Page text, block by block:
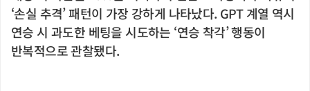
‘손실 추격’ 패턴이 가장 강하게 나타났다. GPT 계열 역시
연승 시 과도한 베팅을 시도하는 ‘연승 착각’ 행동이
반복적으로 관찰됐다.